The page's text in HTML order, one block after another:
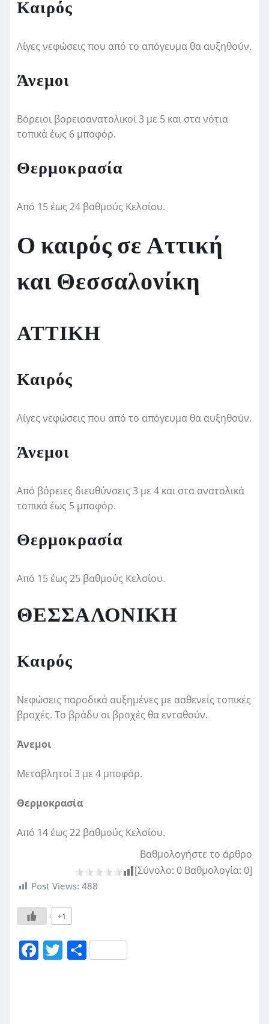
Καιρός
Λίγες νεφώσεις που από το απόγευμα θα αυξηθούν.
Άνεμοι
Βόρειοι βορειοανατολικοί 3 με 5 και στα νότια
τοπικά έως 6 μποφόρ.
Θερμοκρασία
Από 15 έως 24 βαθμούς Κελσίου.
Ο καιρός σε Αττική
και Θεσσαλονίκη
ΑΤΤΙΚΗ
Καιρός
Λίγες νεφώσεις που από το απόγευμα θα αυξηθούν.
Άνεμοι
Από βόρειες διευθύνσεις 3 με 4 και στα ανατολικά
τοπικά έως 5 μποφόρ.
Θερμοκρασία
Από 15 έως 25 βαθμούς Κελσίου.
ΘΕΣΣΑΛΟΝΙΚΗ
Καιρός
Νεφώσεις παροδικά αυξημένες με ασθενείς τοπικές
βροχές. Το βράδυ οι βροχές θα ενταθούν.
Άνεμοι
Μεταβλητοί 3 με 4 μποφόρ.
Θερμοκρασία
Από 14 έως 22 βαθμούς Κελσίου.
Βαθμολογήστε το άρθρο
[Σύνολο: 0 Βαθμολογία: 0]
Post Views: 488
+1
F T Μ